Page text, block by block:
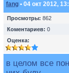
fang • 04 окт 2012,
Просмотры: 862
Коментариев: 0
Оценка:
в целом все